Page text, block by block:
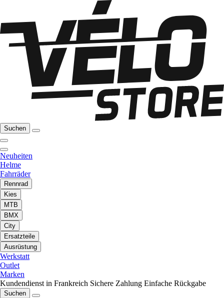
Suchen
Neuheiten
Helme
Fahrräder
Rennrad
Kies
MTB
BMX
City
Ersatzteile
Ausrüstung
Werkstatt
Outlet
Marken
Kundendienst in Frankreich Sichere Zahlung Einfache Rückgabe
Suchen